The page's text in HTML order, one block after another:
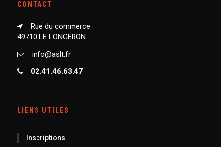
CONTACT
Rue du commerce
49710 LE LONGERON
info@aslt.fr
02.41.46.63.47
LIENS UTILES
Inscriptions